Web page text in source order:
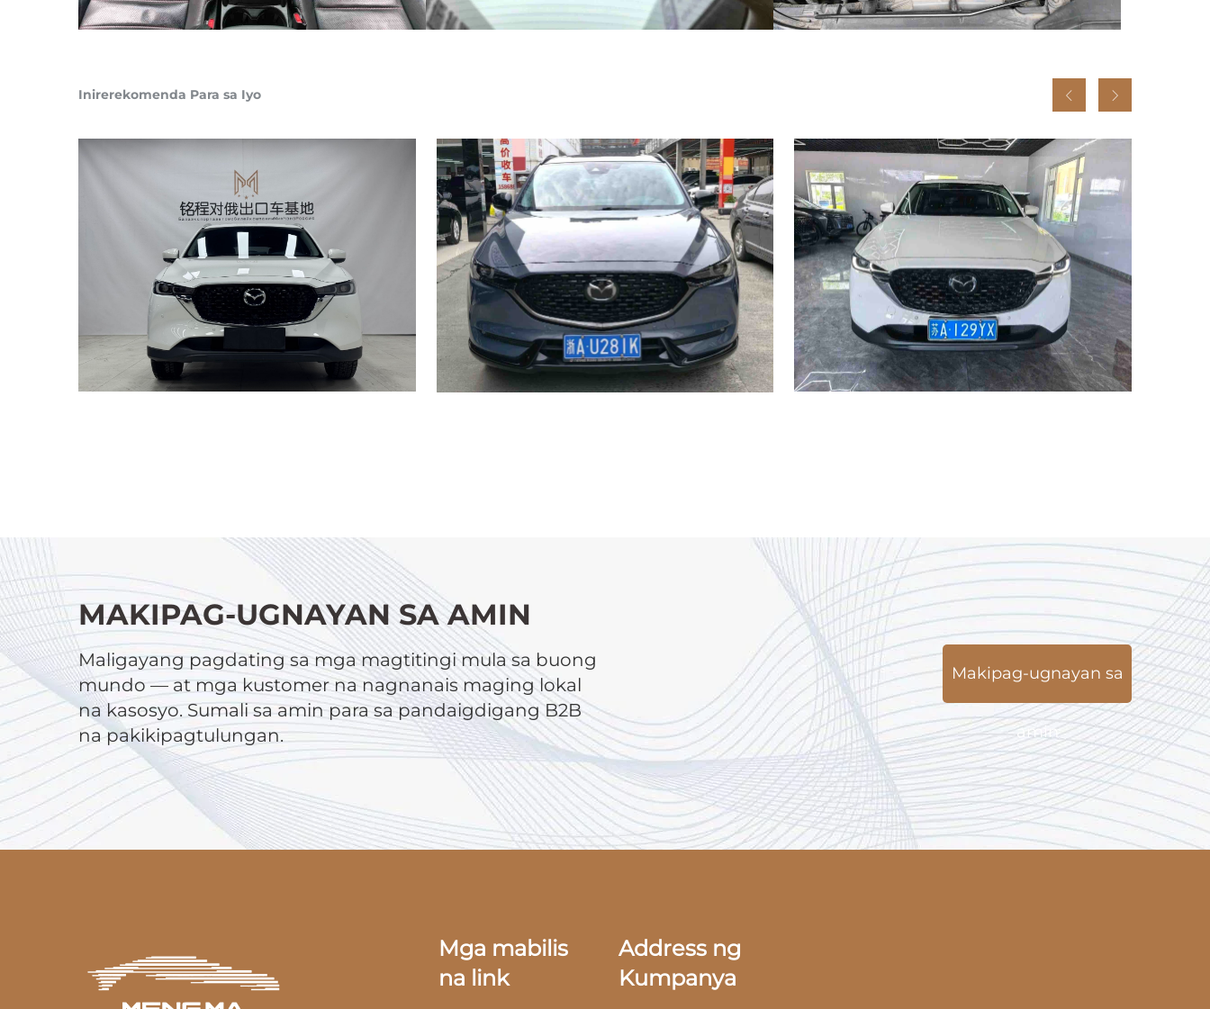
Inirerekomenda Para sa Iyo
MAKIPAG-UGNAYAN SA AMIN
Maligayang pagdating sa mga magtitingi mula sa buong
mundo — at mga kustomer na nagnanais maging lokal
na kasosyo. Sumali sa amin para sa pandaigdigang B2B
na pakikipagtulungan.
Makipag-ugnayan sa
amin
Mga mabilis
na link
Address ng
Kumpanya